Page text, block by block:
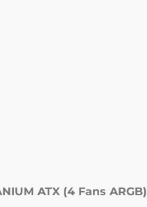
ATX (4 Fans ARGB)